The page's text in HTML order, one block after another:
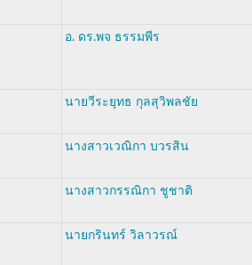
อ. ดร.พจ ธรรมพีร
นายวีระยุทธ กุลสุวิพลชัย
นางสาวเวณิกา บวรสิน
นางสาวกรรณิกา ชูชาติ
นายกรินทร์ วิลาวรณ์